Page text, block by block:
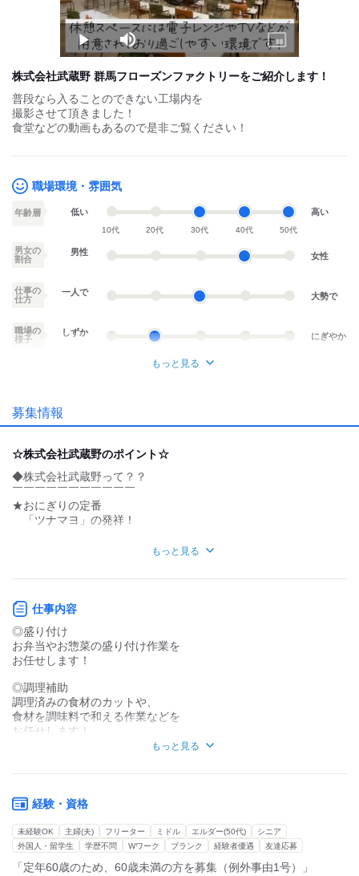
Play Mute
Picture-
in-
Picture
株式会社武蔵野 群馬フローズンファクトリーをご紹介します！
普段なら入ることのできない工場内を
撮影させて頂きました！
食堂などの動画もあるので是非ご覧ください！
職場環境・雰囲気
年齢層 低い
10代 20代 30代 40代 50代
高い
男女の
割合
男性 女性
仕事の
仕方
一人で 大勢で
職場の
様子
しずか にぎやか
個性が生かせる
デスクワーク
お客様との対話が
少ない
力仕事が少ない
もっと見る
募集情報
☆株式会社武蔵野のポイント☆
◆株式会社武蔵野って？？
￣￣￣￣￣￣￣￣￣￣￣
★おにぎりの定番
「ツナマヨ」の発祥！
製造を請け負っている歴史ある会社です☆
◆120円の美味しい社食が食べられます☆
￣￣￣￣￣￣￣￣￣￣￣￣￣￣￣￣￣￣￣￣
ご用意しています！
美味しい定食や、
栄養バランスの整った食事を
120円で食べられます♪
太田駅からバスで無料送迎を
行っています！
「駅から遠いから通えない。。。」
なんて方も安心です☆
もっと見る
仕事内容
◎盛り付け
お弁当やお惣菜の盛り付け作業を
お任せします！
◎調理補助
調理済みの食材のカットや、
食材を調味料で和える作業などを
お任せします！
誰でも出来るようになっている
.
.
【お仕事スタートまでの流れ】
バイトルから応募♪
▼
面接
もっと見る
経験・資格
未経験OK 主婦(夫) フリーター ミドル エルダー(50代)
シニア
外国人・留学生
学歴不問 Wワーク ブランク 経験者優遇 友達応募
「定年60歳のため、60歳未満の方を募集（例外事由1号）」